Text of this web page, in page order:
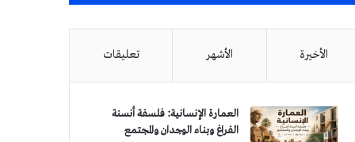
الأخيرة الأشهر تعليقات
العمارة الإنسانية: فلسفة أنسنة
الفراغ وبناء الوجدان والمجتمع